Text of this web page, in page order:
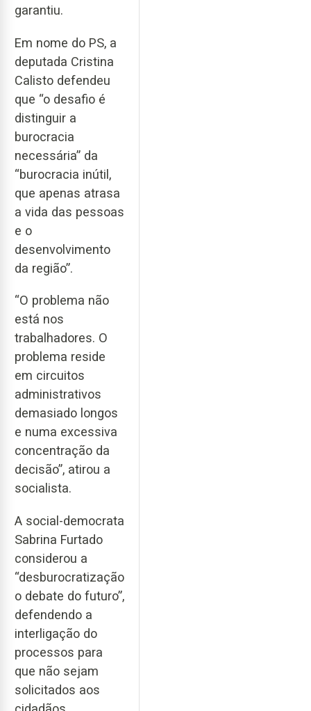
garantiu.
Em nome do PS, a
deputada Cristina
Calisto defendeu
que “o desafio é
distinguir a
burocracia
necessária” da
“burocracia inútil,
que apenas atrasa
a vida das pessoas
e o
desenvolvimento
da região”.
“O problema não
está nos
trabalhadores. O
problema reside
em circuitos
administrativos
demasiado longos
e numa excessiva
concentração da
decisão”, atirou a
socialista.
A social-democrata
Sabrina Furtado
considerou a
“desburocratização
o debate do futuro”,
defendendo a
interligação do
processos para
que não sejam
solicitados aos